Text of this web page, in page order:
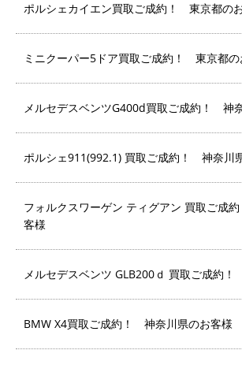
ポルシェカイエン買取ご成約！ 東京都の
ミニクーパー5ドア買取ご成約！ 東京都の
メルセデスベンツG400d買取ご成約！ 神
ポルシェ911(992.1) 買取ご成約！ 神奈川
フォルクスワーゲン ティグアン 買取ご成
客様
メルセデスベンツ GLB200ｄ 買取ご成約
BMW X4買取ご成約！ 神奈川県のお客様